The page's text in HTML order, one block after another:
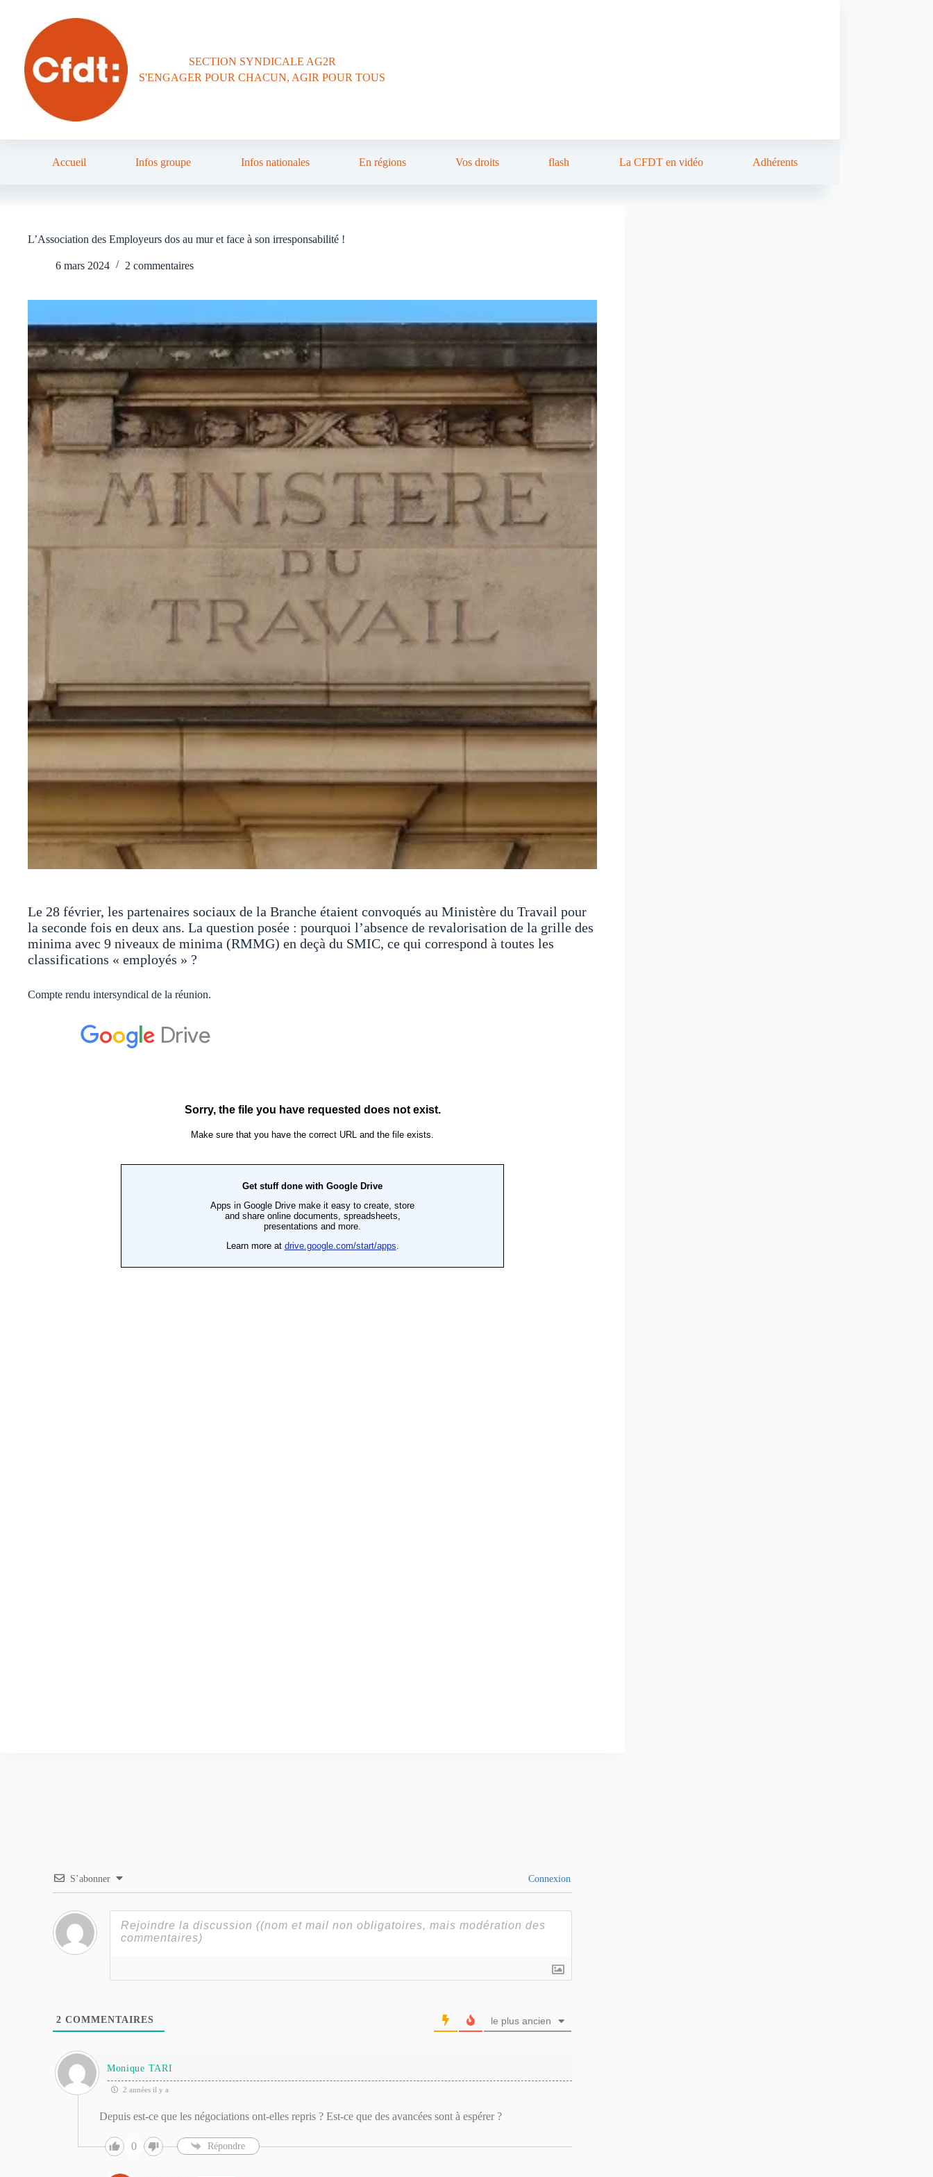
SECTION SYNDICALE AG2R
S'ENGAGER POUR CHACUN, AGIR POUR TOUS
Accueil Infos groupe Infos nationales En régions Vos droits flash La CFDT en vidéo Adhérents
L’Association des Employeurs dos au mur et face à son irresponsabilité !
6 mars 2024 2 commentaires
Le 28 février, les partenaires sociaux de la Branche étaient convoqués au Ministère du Travail pour
la seconde fois en deux ans. La question posée : pourquoi l’absence de revalorisation de la grille des
minima avec 9 niveaux de minima (RMMG) en deçà du SMIC, ce qui correspond à toutes les
classifications « employés » ?
Compte rendu intersyndical de la réunion.
S’abonner Connexion
2 COMMENTAIRES le plus ancien
Monique TARI
2 années il y a
Depuis est-ce que les négociations ont-elles repris ? Est-ce que des avancées sont à espérer ?
0 Répondre